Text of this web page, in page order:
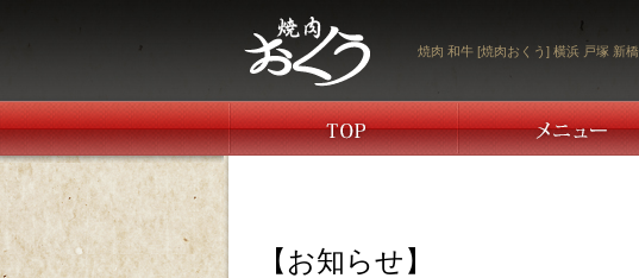
焼肉 和牛 [焼肉おくう] 横浜 戸塚 新橋
【お知らせ】